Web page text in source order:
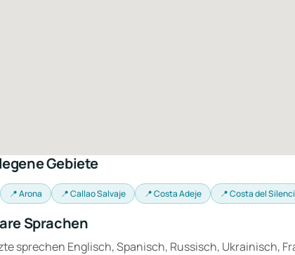
Gebiete
📍 Arona 📍 Callao Salvaje 📍 Costa Adeje 📍 Costa del
Sprachen
sprechen Englisch, Spanisch, Russisch, Ukrainisch,